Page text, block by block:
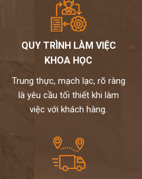
QUY TRÌNH LÀM VIỆC
KHOA HỌC
Trung thực, mạch lạc, rõ ràng
là yêu cầu tối thiết khi làm
việc với khách hàng.